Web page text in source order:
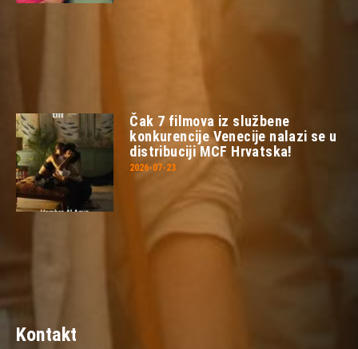
Čak 7 filmova iz službene
konkurencije Venecije nalazi se u
distribuciji MCF Hrvatska!
2026-07-23
Kontakt